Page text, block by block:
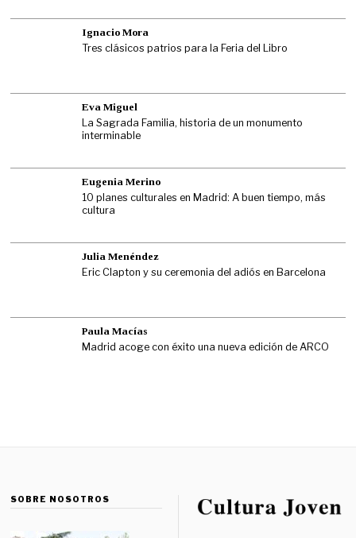
Ignacio Mora
Tres clásicos patrios para la Feria del Libro
Eva Miguel
La Sagrada Familia, historia de un monumento
interminable
Eugenia Merino
10 planes culturales en Madrid: A buen tiempo, más
cultura
Julia Menéndez
Eric Clapton y su ceremonia del adiós en Barcelona
Paula Macías
Madrid acoge con éxito una nueva edición de ARCO
SOBRE NOSOTROS